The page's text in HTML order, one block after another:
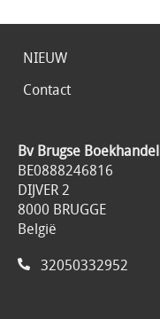
NIEUW
Contact
Bv Brugse Boekhandel
BE0888246816
DIJVER 2
8000 BRUGGE
België
32050332952